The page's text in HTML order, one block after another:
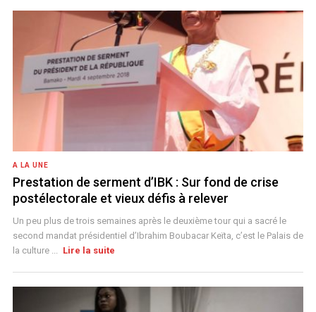
A LA UNE
Prestation de serment d’IBK : Sur fond de crise
postélectorale et vieux défis à relever
Un peu plus de trois semaines après le deuxième tour qui a sacré le
second mandat présidentiel d’Ibrahim Boubacar Keïta, c’est le Palais de
la culture ... Lire la suite